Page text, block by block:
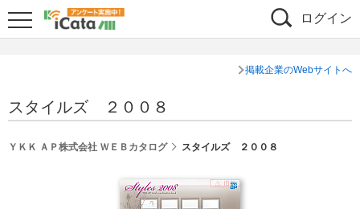
ログイン
掲載企業のWebサイトへ
スタイルズ ２００８
ＹＫＫ ＡＰ株式会社 ＷＥＢカタログ スタイルズ ２００８